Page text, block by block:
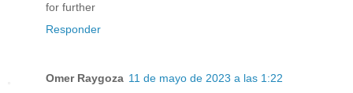
for further
Responder
Omer Raygoza 11 de mayo de 2023 a las 1:22